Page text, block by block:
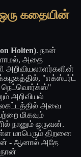
ஒரு கதையின்
Holten). நான்
அதை
அறிவியலாளர்களின்
"எக்ஸ்பர்ட்
நெட்வொர்க்ஸ்"
அறிவியல்
அவை
மிகவும்
நானும் ஒருவன்.
மாபெரும் திறனை
- ஆனால் அதே
நான்